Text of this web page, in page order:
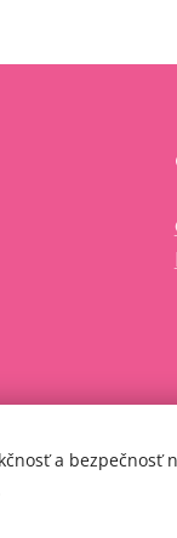
a bezpečnosť